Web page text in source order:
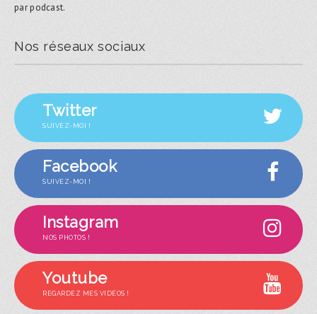
par podcast.
Nos réseaux sociaux
Twitter
SUIVEZ-MOI !
Facebook
SUIVEZ-MOI !
Instagram
NOS PHOTOS !
Youtube
REGARDEZ MES VIDÉOS !